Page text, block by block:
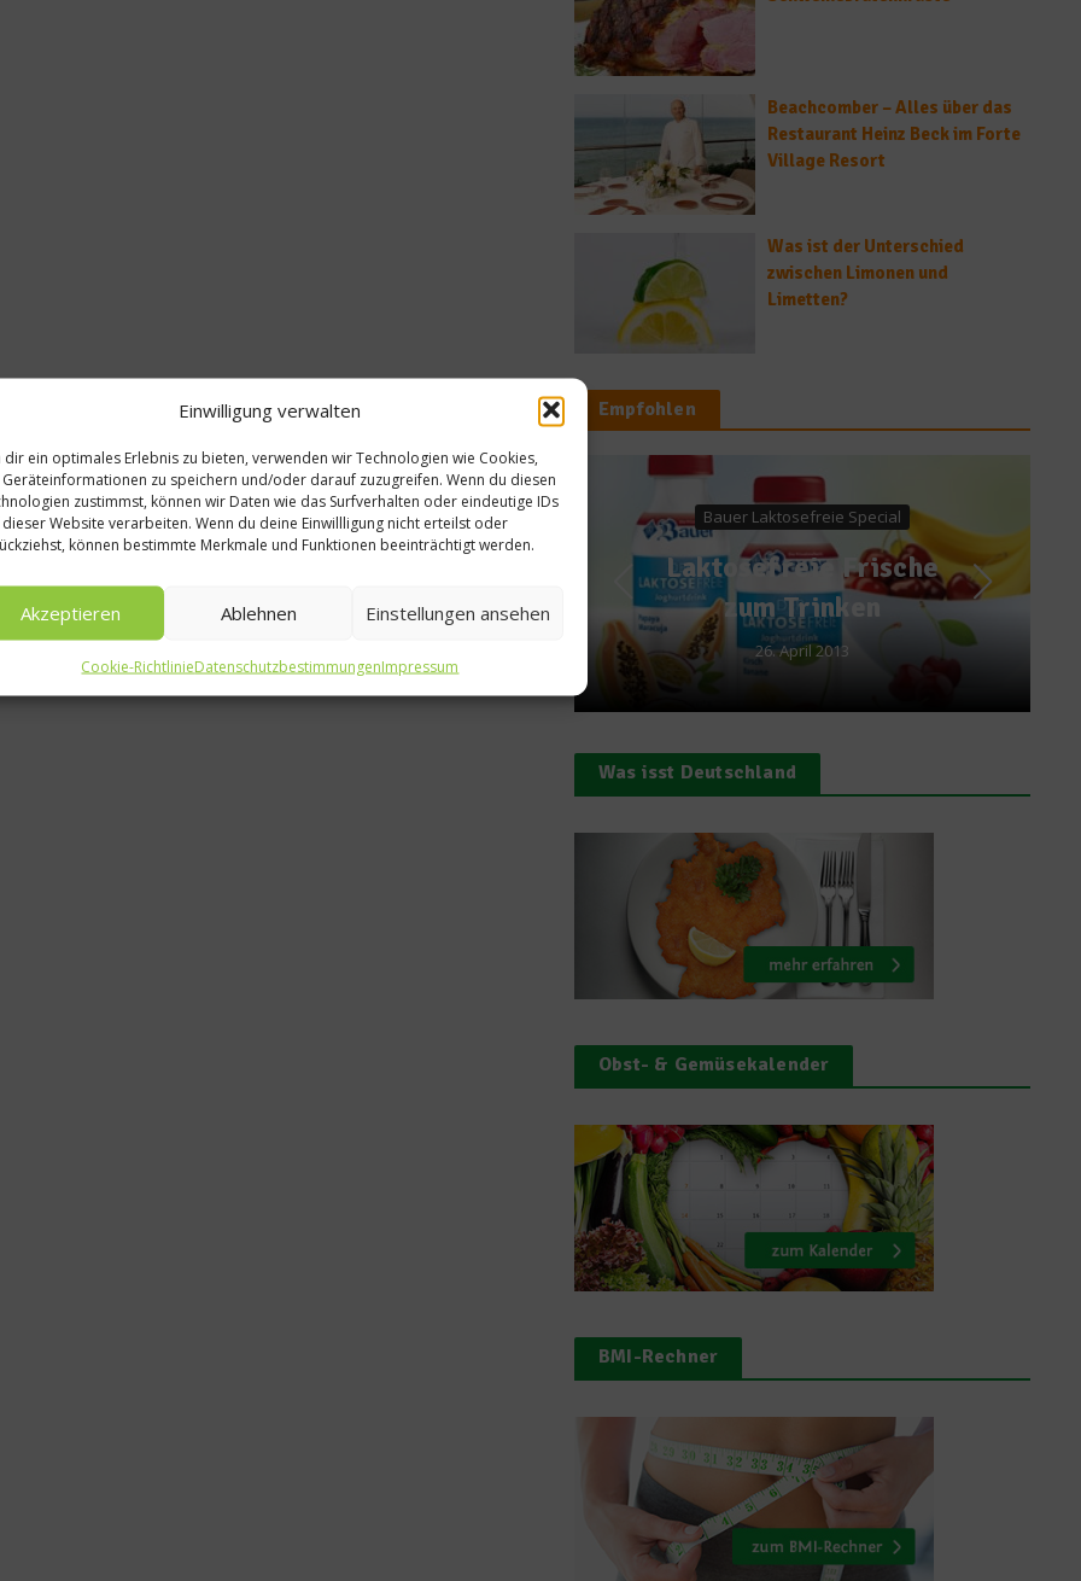
Einwilligung verwalten
dir ein optimales Erlebnis zu bieten, verwenden wir Technologien wie Cookies,
Geräteinformationen zu speichern und/oder darauf zuzugreifen. Wenn du diesen
zustimmst, können wir Daten wie das Surfverhalten oder eindeutige IDs
dieser Website verarbeiten. Wenn du deine Einwillligung nicht erteilst oder
können bestimmte Merkmale und Funktionen beeinträchtigt werden.
Akzeptieren Ablehnen Einstellungen ansehen
Cookie-RichtlinieDatenschutzbestimmungenImpressum
Beachcomber – Alles über das
Restaurant Heinz Beck im Forte
Village Resort
Was ist der Unterschied
zwischen Limonen und
Limetten?
Empfohlen
Bauer Laktosefreie Special
Laktosefreie Frische
zum Trinken
26. April 2013
Feigen –
Was isst Deutschland
Obst- & Gemüsekalender
BMI-Rechner